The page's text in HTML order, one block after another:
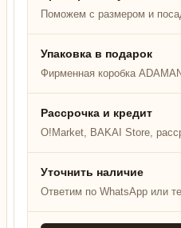
Поможем с размером и
Упаковка в подарок
Фирменная коробка
Рассрочка и кредит
O!Market, BAKAI Store,
Уточнить наличие
Ответим по WhatsApp или